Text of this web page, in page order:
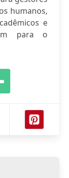
humanos,
e
para o